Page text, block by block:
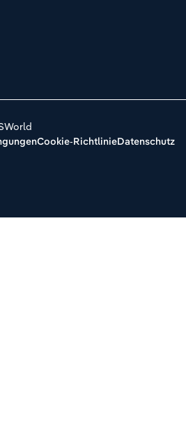
Cookie-RichtlinieDatenschutz